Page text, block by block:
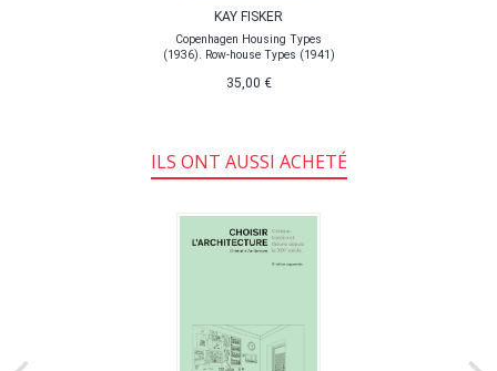
KAY FISKER
Copenhagen Housing Types
(1936). Row-house Types (1941)
35,00 €
ILS ONT AUSSI ACHETÉ